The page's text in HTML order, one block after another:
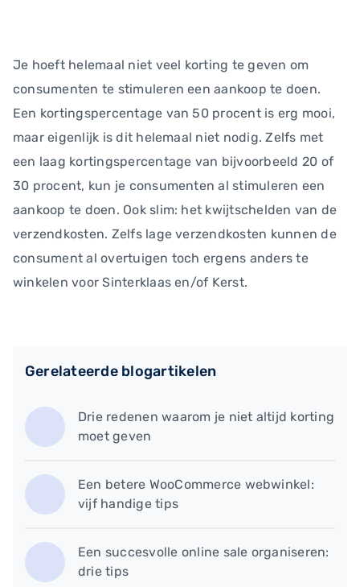
Je hoeft helemaal niet veel korting te geven om
consumenten te stimuleren een aankoop te doen.
Een kortingspercentage van 50 procent is erg mooi,
maar eigenlijk is dit helemaal niet nodig. Zelfs met
een laag kortingspercentage van bijvoorbeeld 20 of
30 procent, kun je consumenten al stimuleren een
aankoop te doen. Ook slim: het kwijtschelden van de
verzendkosten. Zelfs lage verzendkosten kunnen de
consument al overtuigen toch ergens anders te
winkelen voor Sinterklaas en/of Kerst.
Gerelateerde blogartikelen
Drie redenen waarom je niet altijd korting
moet geven
Een betere WooCommerce webwinkel:
vijf handige tips
Een succesvolle online sale organiseren:
drie tips